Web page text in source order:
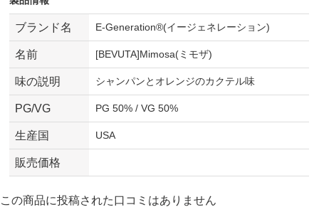
ブランド名 E-Generation®(イージェネレーション)
名前 [BEVUTA]Mimosa(ミモザ)
味の説明 シャンパンとオレンジのカクテル味
PG/VG PG 50% / VG 50%
生産国 USA
販売価格
この商品に投稿された口コミはありません